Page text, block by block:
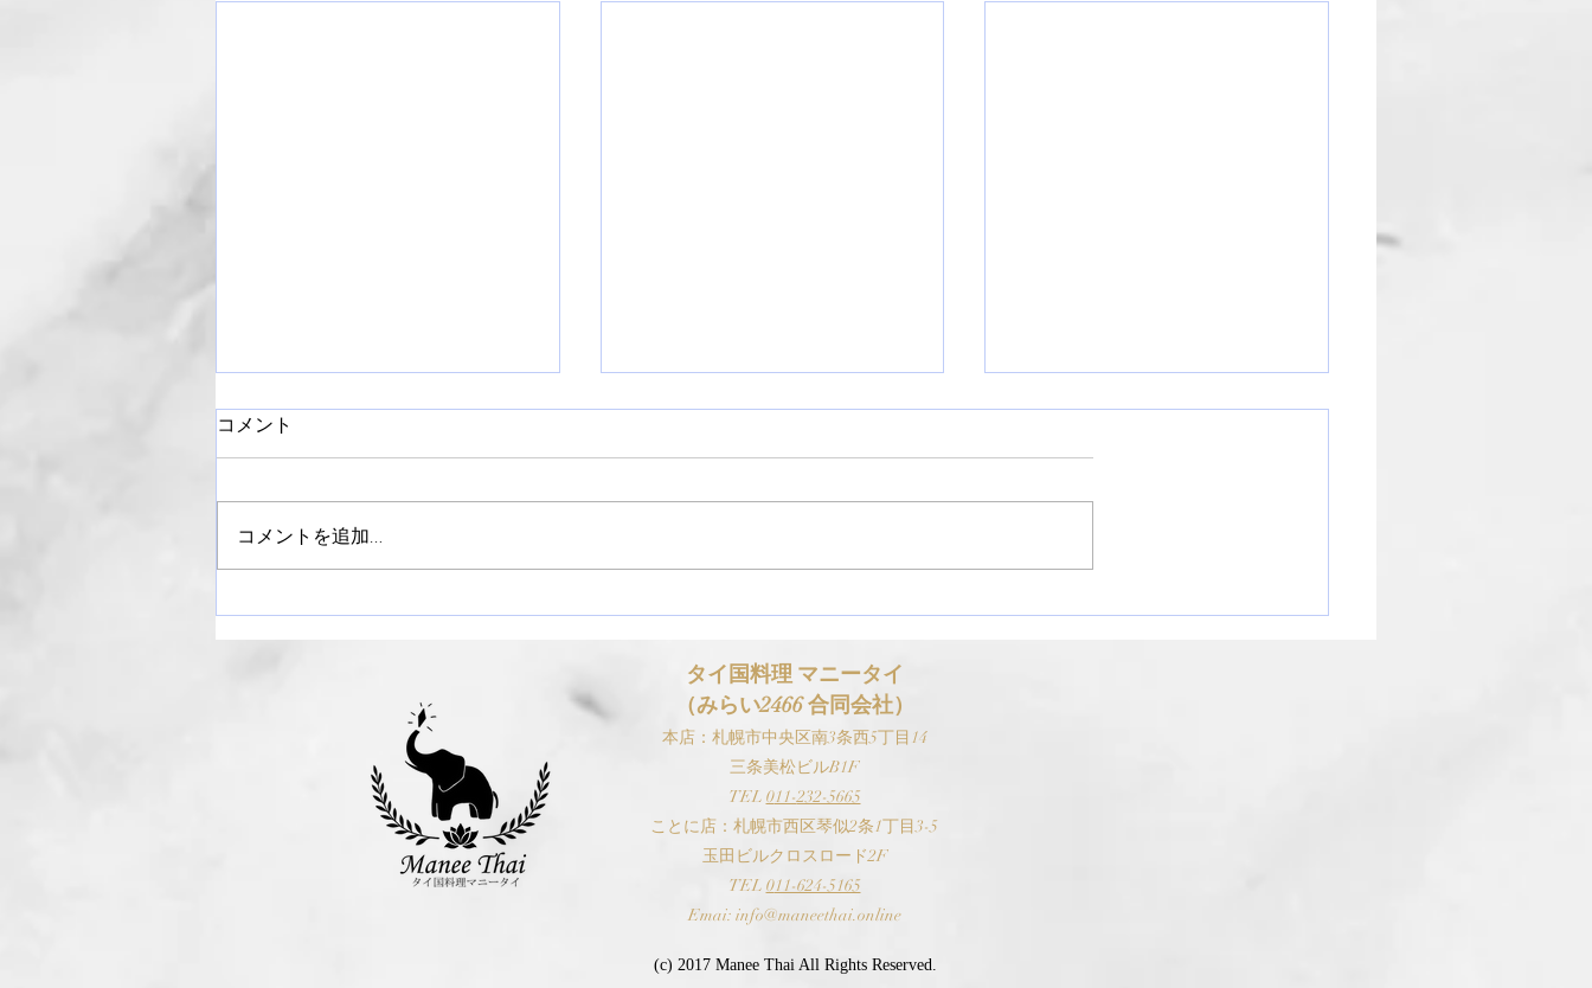
2024
ールについて
コメント
コメントを追加…
タイ国料理 マニータイ
（みらい2466 合同会社）
本店：札幌市中央区南3条西5丁目14
三条美松ビルB1F
TEL 011-232-5665
​ことに店：札幌市西区琴似2条1丁目3-5
玉田ビルクロスロード2F
TEL 011-624-5165
Emai: info@maneethai.online
(c) 2017 Manee Thai All Rights Reserved.